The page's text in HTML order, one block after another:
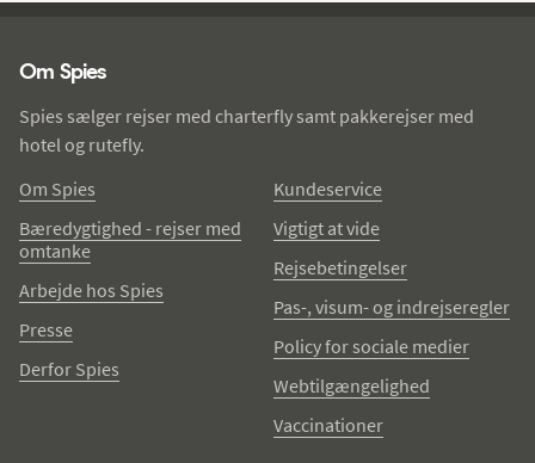
Om Spies
Spies sælger rejser med charterfly samt pakkerejser med
hotel og rutefly.
Om Spies
Bæredygtighed - rejser med
omtanke
Arbejde hos Spies
Presse
Derfor Spies
Kundeservice
Vigtigt at vide
Rejsebetingelser
Pas-, visum- og indrejseregler
Policy for sociale medier
Webtilgængelighed
Vaccinationer